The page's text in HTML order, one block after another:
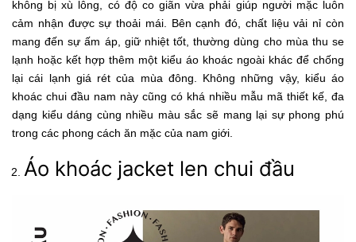
không bị xù lông, có độ co giãn vừa phải giúp người mặc luôn
cảm nhận được sự thoải mái. Bên cạnh đó, chất liệu vải nỉ còn
mang đến sự ấm áp, giữ nhiệt tốt, thường dùng cho mùa thu se
lạnh hoặc kết hợp thêm một kiểu áo khoác ngoài khác để chống
lại cái lạnh giá rét của mùa đông. Không những vậy, kiểu áo
khoác chui đầu nam này cũng có khá nhiều mẫu mã thiết kế, đa
dạng kiểu dáng cùng nhiều màu sắc sẽ mang lại sự phong phú
trong các phong cách ăn mặc của nam giới.
Áo khoác jacket len chui đầu